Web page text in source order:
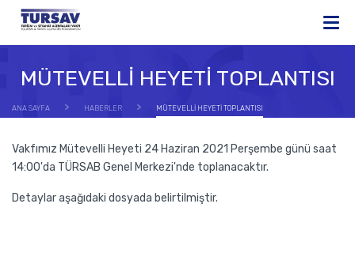
MÜTEVELLİ HEYETİ TOPLANTISI
ANA SAYFA HABERLER MÜTEVELLİ HEYETİ TOPLANTISI
Vakfımız Mütevelli Heyeti 24 Haziran 2021 Perşembe günü saat
14:00'da TÜRSAB Genel Merkezi'nde toplanacaktır.
Detaylar aşağıdaki dosyada belirtilmiştir.